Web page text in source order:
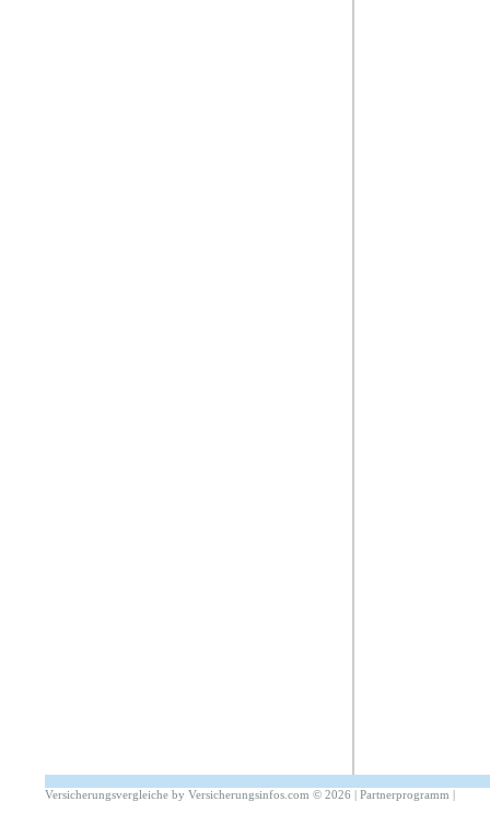
Versicherungsvergleiche by Versicherungsinfos.com © 2026 | Partnerprogramm |